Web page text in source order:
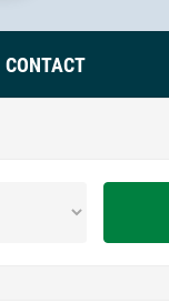
CONTACT